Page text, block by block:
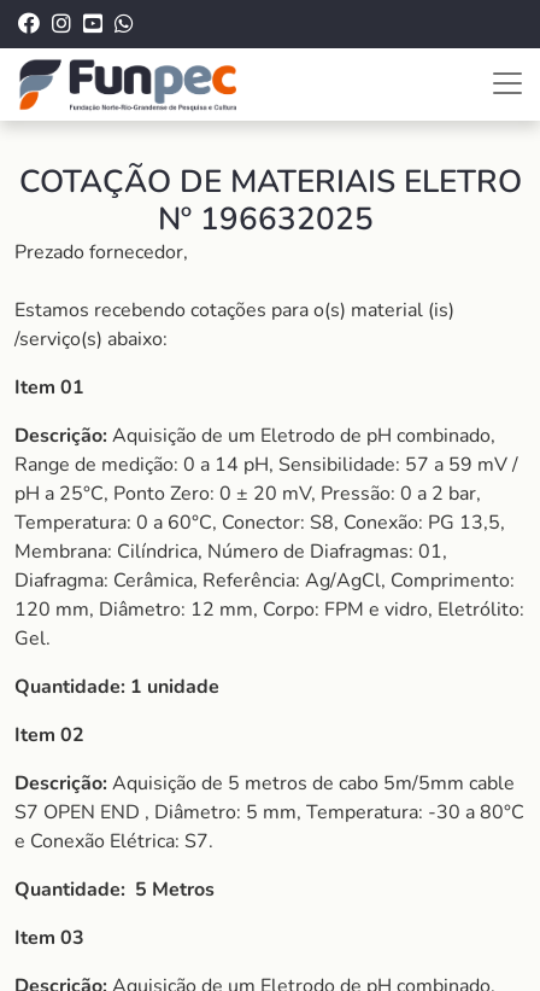
COTAÇÃO DE MATERIAIS ELETRO
Nº 196632025
Prezado fornecedor,
Estamos recebendo cotações para o(s) material (is)
/serviço(s) abaixo:
Item 01
Descrição:Aquisição de um Eletrodo de pH combinado,
Range de medição: 0 a 14 pH, Sensibilidade: 57 a 59 mV /
pH a 25°C, Ponto Zero: 0 ± 20 mV, Pressão: 0 a 2 bar,
Temperatura: 0 a 60°C, Conector: S8, Conexão: PG 13,5,
Membrana: Cilíndrica, Número de Diafragmas: 01,
Diafragma: Cerâmica, Referência: Ag/AgCl, Comprimento:
120 mm, Diâmetro: 12 mm, Corpo: FPM e vidro, Eletrólito:
Gel.
Quantidade: 1 unidade
Item 02
Descrição:Aquisição de 5 metros de cabo 5m/5mm cable
S7 OPEN END , Diâmetro: 5 mm, Temperatura: -30 a 80°C
e Conexão Elétrica: S7.
Quantidade: 5 Metros
Item 03